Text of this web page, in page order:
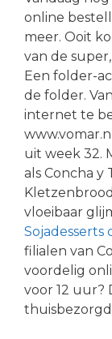
online
meer. Ooit
van de
Een folder-
de folder.
internet te
uit week 32.
als Concha y
vloeibaar
Sojadesserts
filialen van
voordelig
voor 12 uur?